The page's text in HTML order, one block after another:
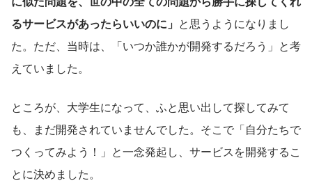
るサービスがあったらいいのに」 と思うようになりまし
た。ただ、当時は、「いつか誰かが開発するだろう」と考
えていました。
ところが、大学生になって、ふと思い出して探してみて
も、まだ開発されていませんでした。そこで「自分たちで
つくってみよう！」と一念発起し、サービスを開発するこ
とに決めました。